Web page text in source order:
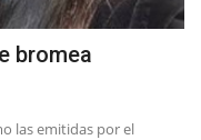
bromea
las emitidas por el